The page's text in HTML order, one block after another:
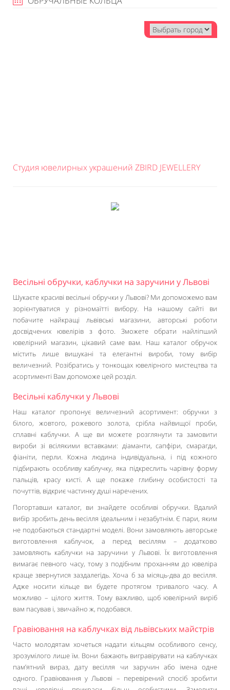
Студия ювелирных украшений ZBIRD JEWELLERY
Весільні обручки, каблучки на заручини у Львові
Шукаєте красиві весільні обручки у Львові? Ми допоможемо вам
зорієнтуватися у різномаїтті вибору. На нашому сайті ви
побачите найкращі львівські магазини, авторські роботи
досвідчених ювелірів з фото. Зможете обрати найліпший
ювелірний магазин, цікавий саме вам. Наш каталог обручок
містить лише вишукані та елегантні вироби, тому вибір
величезний. Розібратись у тонкощах ювелірного мистецтва та
асортименті Вам допоможе цей розділ.
Весільні каблучки у Львові
Наш каталог пропонує величезний асортимент: обручки з
білого, жовтого, рожевого золота, срібла найвищої проби,
сплавні каблучки. А ще ви можете розглянути та замовити
вироби зі всілякими вставками: діаманти, сапфіри, смарагди,
фіаніти, перли. Кожна людина індивідуальна, і під кожного
підбирають особливу каблучку, яка підкреслить чарівну форму
пальців, красу кисті. А ще покаже глибину особистості та
почуттів, відкриє частинку душі наречених.
Погортавши каталог, ви знайдете особливі обручки. Вдалий
вибір зробить день весілля ідеальним і незабутнім. Є пари, яким
не подобаються стандартні моделі. Вони замовляють авторське
виготовлення каблучок, а перед весіллям – додатково
замовляють каблучки на заручини у Львові. Їх виготовлення
вимагає певного часу, тому з подібним проханням до ювеліра
краще звернутися заздалегідь. Хоча б за місяць-два до весілля.
Адже носити кільце ви будете протягом тривалого часу. А
можливо – цілого життя. Тому важливо, щоб ювелірний виріб
вам пасував і, звичайно ж, подобався.
Гравіювання на каблучках від львівських майстрів
Часто молодятам хочеться надати кільцям особливого сенсу,
зрозумілого лише їм. Вони бажають вигравірувати на каблучках
пам’ятний вираз, дату весілля чи заручин або імена одне
одного. Гравіювання у Львові – перевірений спосіб зробити